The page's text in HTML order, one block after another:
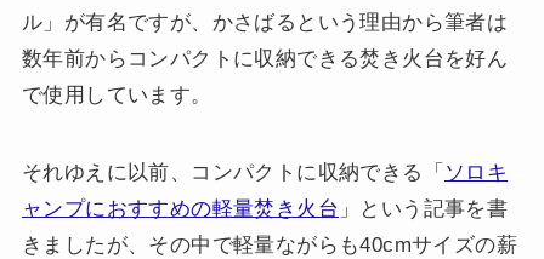
ル」が有名ですが、かさばるという理由から筆者は
数年前からコンパクトに収納できる焚き火台を好ん
で使用しています。
それゆえに以前、コンパクトに収納できる「 ソロキ
ャンプにおすすめの軽量焚き火台 」という記事を書
きましたが、その中で軽量ながらも40cmサイズの薪